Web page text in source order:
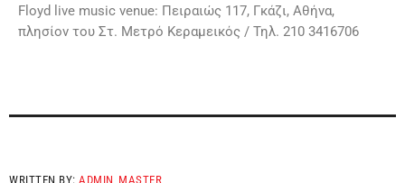
Floyd live music venue: Πειραιώς 117, Γκάζι, Αθήνα,
πλησίον του Στ. Μετρό Κεραμεικός / Τηλ. 210 3416706
WRITTEN BY:ADMIN_MASTER